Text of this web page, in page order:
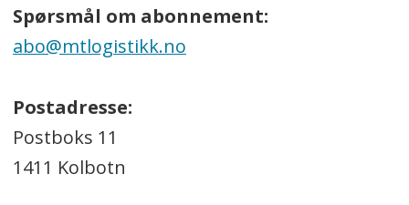
Spørsmål om abonnement:
abo@mtlogistikk.no
Postadresse:
Postboks 11
1411 Kolbotn